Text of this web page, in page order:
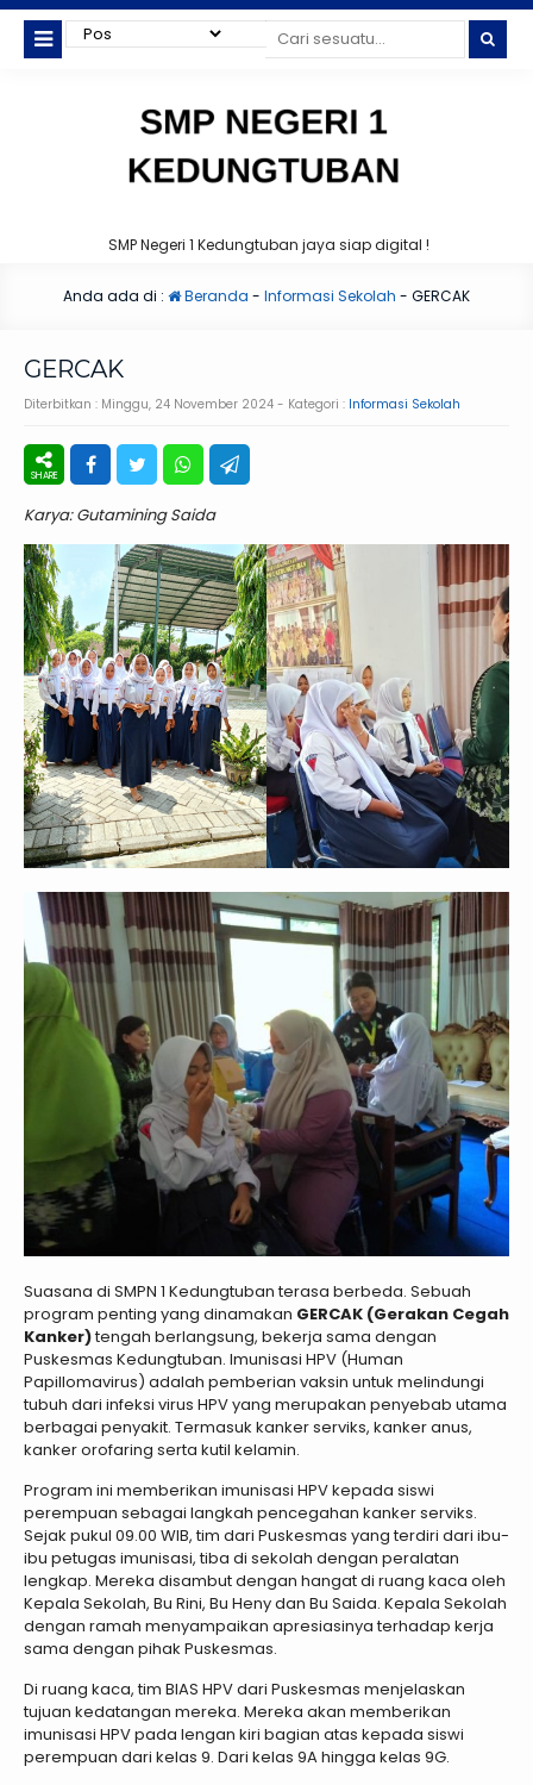
SMP Negeri 1 Kedungtuban jaya siap digital !
Anda ada di : Beranda - Informasi Sekolah - GERCAK
GERCAK
Diterbitkan : Minggu, 24 November 2024 - Kategori : Informasi Sekolah
Karya: Gutamining Saida
Suasana di SMPN 1 Kedungtuban terasa berbeda. Sebuah
program penting yang dinamakan GERCAK (Gerakan Cegah
Kanker)tengah berlangsung, bekerja sama dengan
Puskesmas Kedungtuban. Imunisasi HPV (Human
Papillomavirus) adalah pemberian vaksin untuk melindungi
tubuh dari infeksi virus HPV yang merupakan penyebab utama
berbagai penyakit. Termasuk kanker serviks, kanker anus,
kanker orofaring serta kutil kelamin.
Program ini memberikan imunisasi HPV kepada siswi
perempuan sebagai langkah pencegahan kanker serviks.
Sejak pukul 09.00 WIB, tim dari Puskesmas yang terdiri dari ibu-
ibu petugas imunisasi, tiba di sekolah dengan peralatan
lengkap. Mereka disambut dengan hangat di ruang kaca oleh
Kepala Sekolah, Bu Rini, Bu Heny dan Bu Saida. Kepala Sekolah
dengan ramah menyampaikan apresiasinya terhadap kerja
sama dengan pihak Puskesmas.
Di ruang kaca, tim BIAS HPV dari Puskesmas menjelaskan
tujuan kedatangan mereka. Mereka akan memberikan
imunisasi HPV pada lengan kiri bagian atas kepada siswi
perempuan dari kelas 9. Dari kelas 9A hingga kelas 9G.